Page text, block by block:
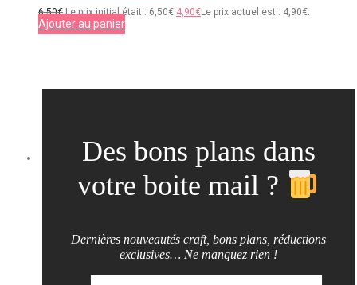
6,50€ Le prix initial était : 6,50€.4,90€Le prix actuel est : 4,90€.
Ajouter au panier
Des bons plans dans
votre boite mail ?
Dernières nouveautés craft, bons plans, réductions
exclusives… Ne manquez rien !